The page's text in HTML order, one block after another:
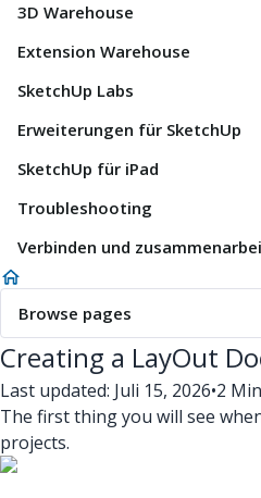
3D Warehouse
Extension Warehouse
SketchUp Labs
Erweiterungen für SketchUp
SketchUp für iPad
Troubleshooting
Verbinden und
Browse pages
Creating a LayOut
Last updated: Juli 15, 2026•2
The first thing you will see
projects.